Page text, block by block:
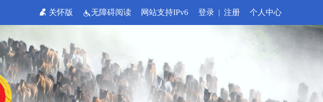
关怀版 无障碍阅读 网站支持IPv6 登录 | 注册 个人中心